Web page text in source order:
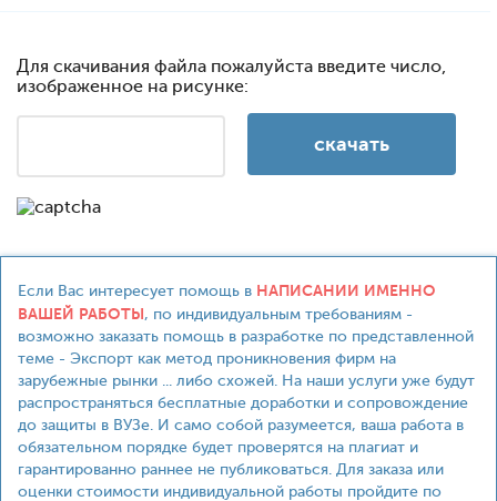
Для скачивания файла пожалуйста введите число,
изображенное на рисунке:
Если Вас интересует помощь в НАПИСАНИИ ИМЕННО
ВАШЕЙ РАБОТЫ, по индивидуальным требованиям -
возможно заказать помощь в разработке по представленной
теме - Экспорт как метод проникновения фирм на
зарубежные рынки ... либо схожей. На наши услуги уже будут
распространяться бесплатные доработки и сопровождение
до защиты в ВУЗе. И само собой разумеется, ваша работа в
обязательном порядке будет проверятся на плагиат и
гарантированно раннее не публиковаться. Для заказа или
оценки стоимости индивидуальной работы пройдите по